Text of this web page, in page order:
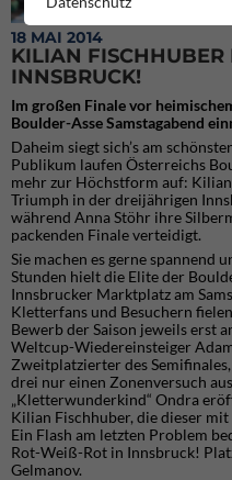
18 MAI 2014
KILIAN FISCHHUBER
INNSBRUCK!
Im großen Finale vor
Boulder-Asse Samstagabend
Daheim siegt sich’s am
Publikum laufen Österreichs
mehr zur Höchstform auf:
Triumph in der dreijährigen
während Anna Stöhr ihre
packenden Finale verteidigt.
Sie machen es gerne spannend
Stunden hielt die Elite der
Innsbrucker Marktplatz am
Kletterfans und Besuchern
Bewerb der Saison jeweils erst
Weltcup-Wiedereinsteiger
Zweitplatzierter des
drei nur einen Zonenversuch
„Kletterwunderkind“ Ondra
Kilian Fischhuber, die dieser
Ein Flash am letzten Problem
Rot-Weiß-Rot in Innsbruck!
Gelmanov.